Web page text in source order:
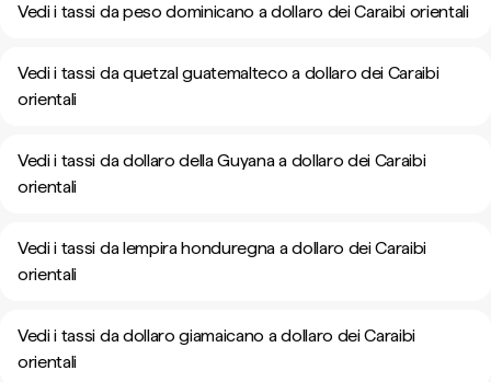
Vedi i tassi da peso dominicano a dollaro dei Caraibi orientali
Vedi i tassi da quetzal guatemalteco a dollaro dei Caraibi
orientali
Vedi i tassi da dollaro della Guyana a dollaro dei Caraibi
orientali
Vedi i tassi da lempira honduregna a dollaro dei Caraibi
orientali
Vedi i tassi da dollaro giamaicano a dollaro dei Caraibi
orientali